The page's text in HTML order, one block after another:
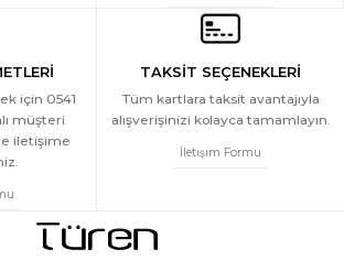
için 0541
müşteri
iletişime
TAKSİT SEÇENEKLERİ
Tüm kartlara taksit avantajıyla
alışverişinizi kolayca tamamlayın.
İletişim Formu